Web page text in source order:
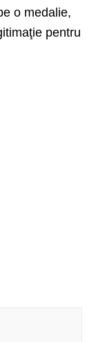
o medalie,
pentru